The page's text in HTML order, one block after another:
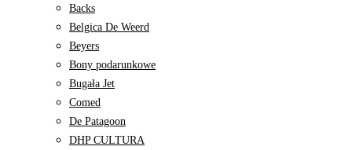
Backs
Belgica De Weerd
Beyers
Bony podarunkowe
Bugała Jet
Comed
De Patagoon
DHP CULTURA